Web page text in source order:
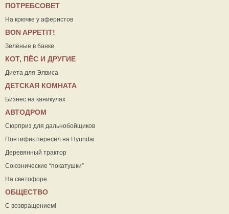
ПОТРЕБСОВЕТ
На крючке у аферистов
ВON APPETIT!
Зелёные в банке
КОТ, ПЁС И ДРУГИЕ
Диета для Элвиса
ДЕТСКАЯ КОМНАТА
Бизнес на каникулах
АВТОДРОМ
Сюрприз для дальнобойщиков
Понтифик пересел на Hyundai
Деревянный трактор
Союзнические “покатушки”
На светофоре
ОБЩЕСТВО
С возвращением!